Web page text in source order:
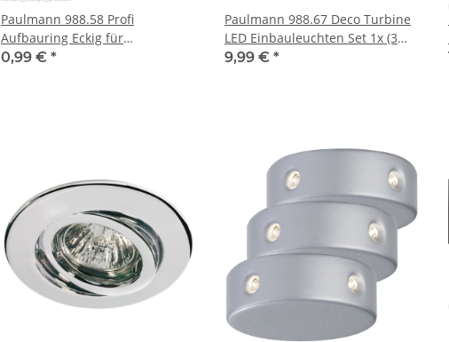
Paulmann 988.58 Profi
Aufbauring Eckig für
Up&Downlights Rostfarben
0,99 € *
Paulmann 988.67 Deco Turbine
LED Einbauleuchten Set 1x (3
x1W) Alu Chrom matt
9,99 € *